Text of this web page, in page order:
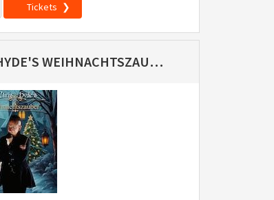
Tickets
CHRIS HYDE'S WEIHNACHTSZAUBER (13.12.2026)